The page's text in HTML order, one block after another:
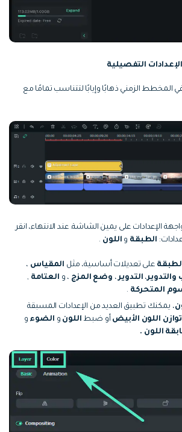
المخطط الزمني ذهابًا وإيابًا لتتناسب تمامًا مع
الإعدادات على يمين الشاشة. عند الانتهاء، انقر
الطبقة و اللون .
على تعديلات أساسية، مثل المقياس ،
والتدوير، التدوير، وضع المزج ، و العتامة ,
المتحركة .
، يمكنك تطبيق العديد من الإعدادات المسبقة
توازن اللون الأبيض أو ضبط اللون و الضوء و
اللون .